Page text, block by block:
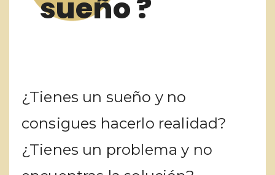
sueño ?
¿Tienes un sueño y no
consigues hacerlo realidad?
¿Tienes un problema y no